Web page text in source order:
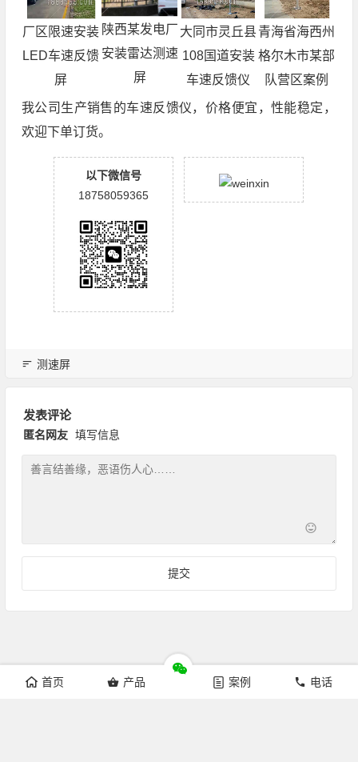
厂区限速安装
LED车速反馈
屏
陕西某发电厂
安装雷达测速
屏
大同市灵丘县
108国道安装
车速反馈仪
青海省海西州
格尔木市某部
队营区案例
我公司生产销售的车速反馈仪，价格便宜，性能稳定，
欢迎下单订货。
以下微信号
18758059365
测速屏
发表评论
匿名网友 填写信息
首页 产品 案例 电话